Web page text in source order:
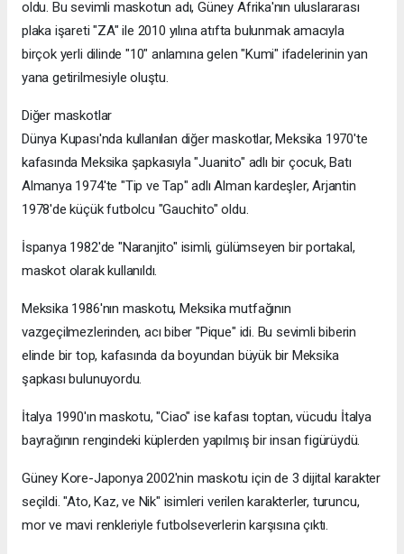
oldu. Bu sevimli maskotun adı, Güney Afrika'nın uluslararası
plaka işareti "ZA" ile 2010 yılına atıfta bulunmak amacıyla
birçok yerli dilinde "10" anlamına gelen "Kumi" ifadelerinin yan
yana getirilmesiyle oluştu.
Diğer maskotlar
Dünya Kupası'nda kullanılan diğer maskotlar, Meksika 1970'te
kafasında Meksika şapkasıyla "Juanito" adlı bir çocuk, Batı
Almanya 1974'te "Tip ve Tap" adlı Alman kardeşler, Arjantin
1978'de küçük futbolcu "Gauchito" oldu.
İspanya 1982'de "Naranjito" isimli, gülümseyen bir portakal,
maskot olarak kullanıldı.
Meksika 1986'nın maskotu, Meksika mutfağının
vazgeçilmezlerinden, acı biber "Pique" idi. Bu sevimli biberin
elinde bir top, kafasında da boyundan büyük bir Meksika
şapkası bulunuyordu.
İtalya 1990'ın maskotu, "Ciao" ise kafası toptan, vücudu İtalya
bayrağının rengindeki küplerden yapılmış bir insan figürüydü.
Güney Kore-Japonya 2002'nin maskotu için de 3 dijital karakter
seçildi. "Ato, Kaz, ve Nik" isimleri verilen karakterler, turuncu,
mor ve mavi renkleriyle futbolseverlerin karşısına çıktı.